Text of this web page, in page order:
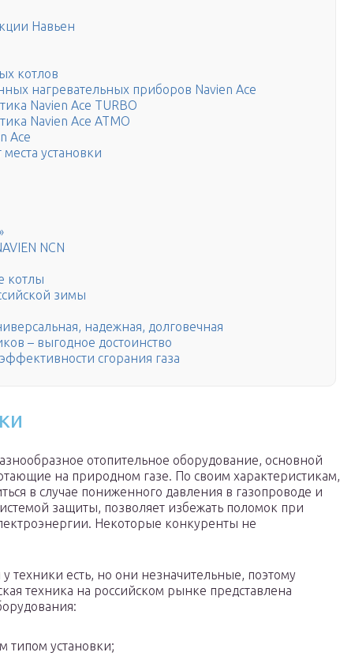
Навьен
котлов
нагревательных приборов Navien Ace
Navien Ace TURBO
Navien Ace ATMO
Ace
установки
NCN
котлы
зимы
надежная, долговечная
– выгодное достоинство
сгорания газа
отопительное оборудование, основной
на природном газе. По своим характеристикам,
в случае пониженного давления в газопроводе и
защиты, позволяет избежать поломок при
Некоторые конкуренты не
техники есть, но они незначительные, поэтому
техника на российском рынке представлена
типом установки;